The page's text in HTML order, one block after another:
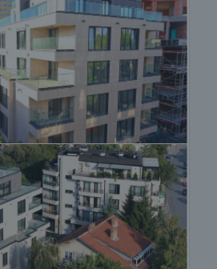
лица, с автоматични врати от
инфрачервена завеса -
с гараж на едно ниво с
врата с дистанционно
платформа. До
стига с топла връзка с
на сградата. Гаражите
бетон. Предвидено е
както и зарядна станция
от най-престижните и
в София. Близостта до